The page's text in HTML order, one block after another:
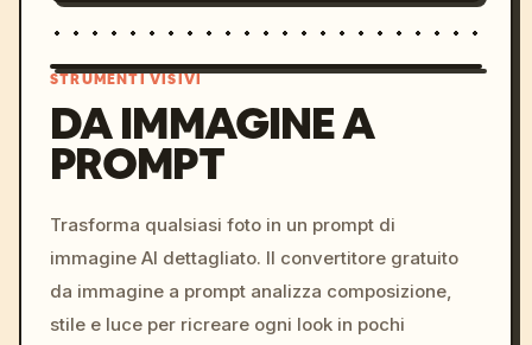
colors, 8k --v 6.0
STRUMENTI VISIVI
DA IMMAGINE A
PROMPT
Trasforma qualsiasi foto in un prompt di
immagine AI dettagliato. Il convertitore gratuito
da immagine a prompt analizza composizione,
stile e luce per ricreare ogni look in pochi